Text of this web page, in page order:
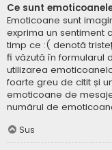
Ce sunt
Emoticoane sunt
exprima un sentiment
timp ce :( denotă
fi văzută în formularul
utilizarea
foarte greu de citit și
emoticoane de
numărul de
Sus